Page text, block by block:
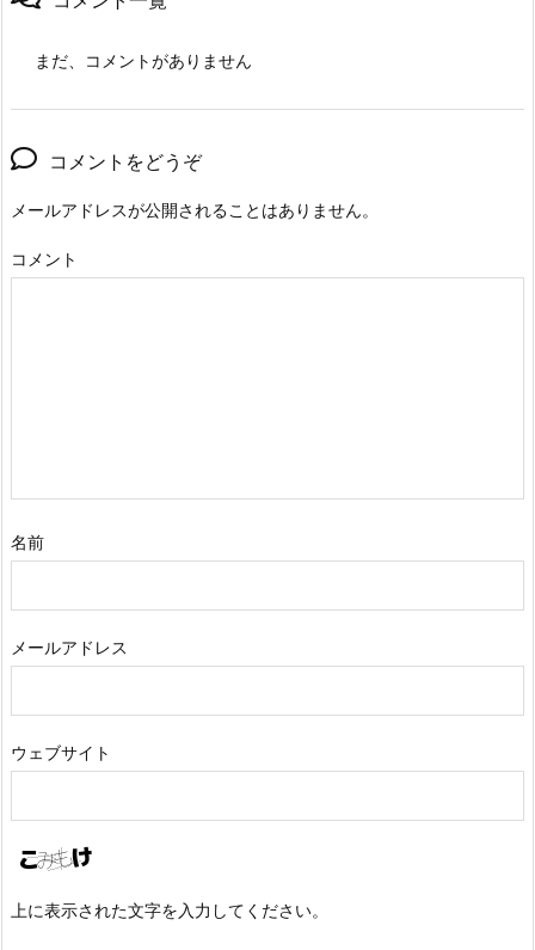
まだ、コメントがありません
コメントをどうぞ
メールアドレスが公開されることはありません。
コメント
名前
メールアドレス
ウェブサイト
上に表示された文字を入力してください。